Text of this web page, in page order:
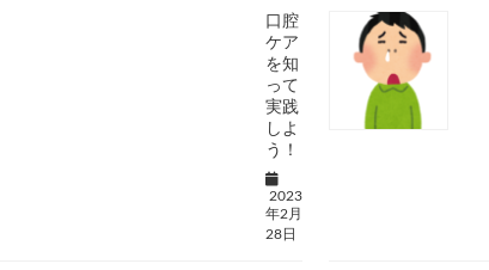
口腔
ケア
を知
って
実践
しよ
う！
2023
年2月
28日